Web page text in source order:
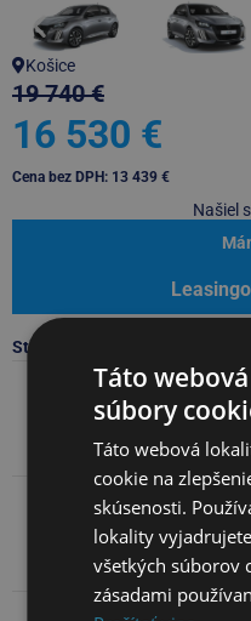
Košice
19 740 €
16 530 €
Cena bez DPH: 13 439 €
Našiel
Základné údaje
Stiahnúť PDF s kompletnou
Táto
súbory
Táto webová
cookie na
skúsenosti.
lokality
všetkých súborov
zásadami